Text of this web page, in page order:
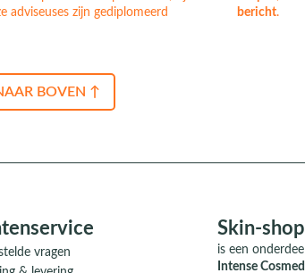
adviseuses zijn gediplomeerd
bericht.
BOVEN ↑
vragen
Skin-
is een
Intense